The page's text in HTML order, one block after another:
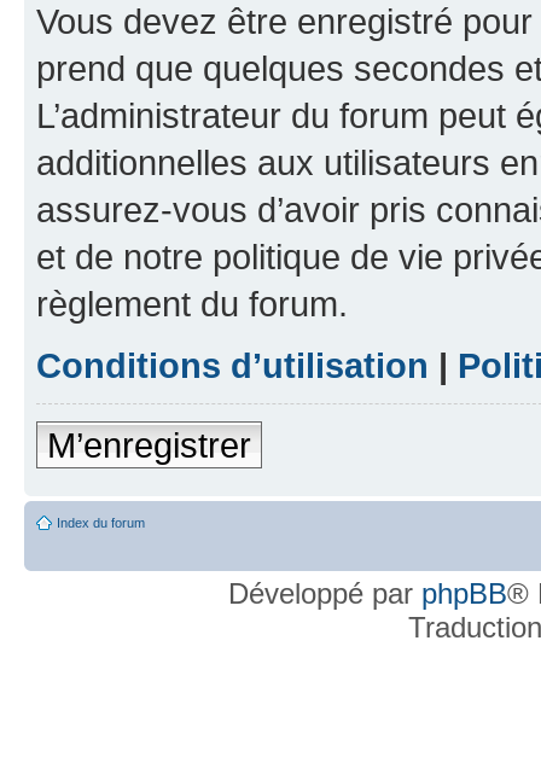
Vous devez être enregistré
prend que quelques secondes
L’administrateur du forum peut
additionnelles aux utilisateurs
assurez-vous d’avoir pris
et de notre politique de vie
règlement du forum.
Conditions d’utilisation |
M’enregistrer
Index du forum
Développé par phpBB®